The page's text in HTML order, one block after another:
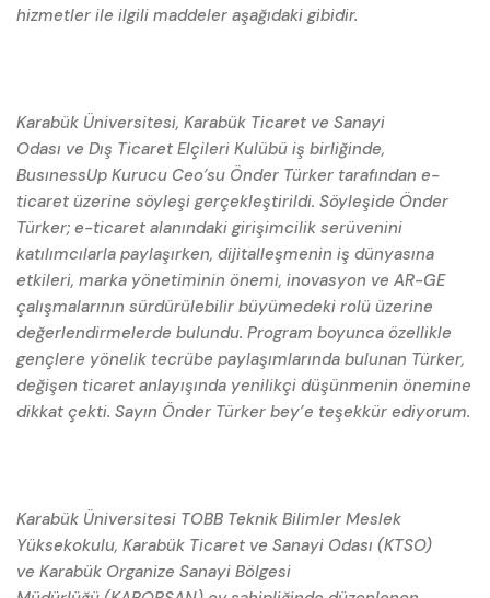
hizmetler ile ilgili maddeler aşağıdaki gibidir.
Karabük Üniversitesi, Karabük Ticaret ve Sanayi
Odası ve Dış Ticaret Elçileri Kulübü iş birliğinde,
BusınessUp Kurucu Ceo’su Önder Türker tarafından e-
ticaret üzerine söyleşi gerçekleştirildi. Söyleşide Önder
Türker; e-ticaret alanındaki girişimcilik serüvenini
katılımcılarla paylaşırken, dijitalleşmenin iş dünyasına
etkileri, marka yönetiminin önemi, inovasyon ve AR-GE
çalışmalarının sürdürülebilir büyümedeki rolü üzerine
değerlendirmelerde bulundu. Program boyunca özellikle
gençlere yönelik tecrübe paylaşımlarında bulunan Türker,
değişen ticaret anlayışında yenilikçi düşünmenin önemine
dikkat çekti. Sayın Önder Türker bey’e teşekkür ediyorum.
Karabük Üniversitesi TOBB Teknik Bilimler Meslek
Yüksekokulu, Karabük Ticaret ve Sanayi Odası (KTSO)
ve Karabük Organize Sanayi Bölgesi